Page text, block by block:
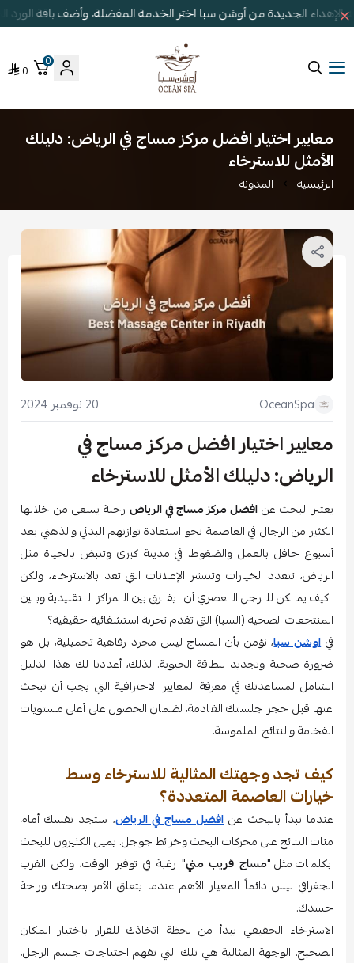
الجديدة من أوشن سبا اختر الخدمة المفضلة، وأضف باقة
أوشن سبا
0
0
معايير اختيار افضل مركز مساج في الرياض: دليلك
الأمثل للاسترخاء
الرئيسية المدونة
OceanSpa 20 نوفمبر 2024
معايير اختيار افضل مركز مساج في
الرياض: دليلك الأمثل للاسترخاء
يعتبر البحث عنافضل مركز مساج في الرياض رحلة يسعى من خلالها
الكثير من الرجال في العاصمة نحو استعادة توازنهم البدني والذهني بعد
أسبوع حافل بالعمل والضغوط. في مدينة كبرى وتنبض بالحياة مثل
الرياض، تتعدد الخيارات وتنتشر الإعلانات التي تعد بالاسترخاء، ولكن
كيف يمكن للرجل العصري أن يفرق بين المراكز التقليدية وبين
المنتجعات الصحية (السبا) التي تقدم تجربة استشفائية حقيقية؟
فياوشن سبا، نؤمن بأن المساج ليس مجرد رفاهية تجميلية، بل هو
ضرورة صحية وتجديد للطاقة الحيوية. لذلك، أعددنا لك هذا الدليل
الشامل لمساعدتك في معرفة المعايير الاحترافية التي يجب أن تبحث
عنها قبل حجز جلستك القادمة، لضمان الحصول على أعلى مستويات
الفخامة والنتائج الملموسة.
كيف تجد وجهتك المثالية للاسترخاء وسط
خيارات العاصمة المتعددة؟
عندما تبدأ بالبحث عنافضل مساج في الرياض، ستجد نفسك أمام
مئات النتائج على محركات البحث وخرائط جوجل. يميل الكثيرون للبحث
بكلمات مثل "مساج قريب مني" رغبة في توفير الوقت، ولكن القرب
الجغرافي ليس دائماً المعيار الأهم عندما يتعلق الأمر بصحتك وراحة
جسدك.
الاسترخاء الحقيقي يبدأ من لحظة اتخاذك للقرار باختيار المكان
الصحيح. الوجهة المثالية هي تلك التي تفهم احتياجات جسم الرجل،